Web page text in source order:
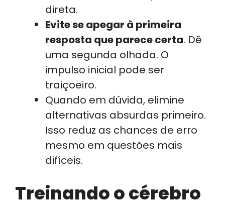
direta.
Evite se apegar à primeira
resposta que parece certa. Dê
uma segunda olhada. O
impulso inicial pode ser
traiçoeiro.
Quando em dúvida, elimine
alternativas absurdas primeiro.
Isso reduz as chances de erro
mesmo em questões mais
difíceis.
Treinando o cérebro